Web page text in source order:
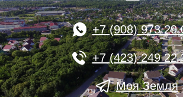
+7 (908) 973 29
+7 (423) 249 22
Моя Земля